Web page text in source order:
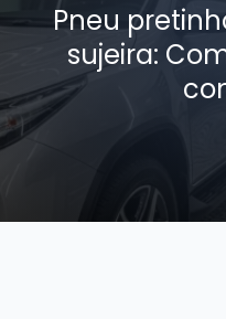
Pneu
sujeira: